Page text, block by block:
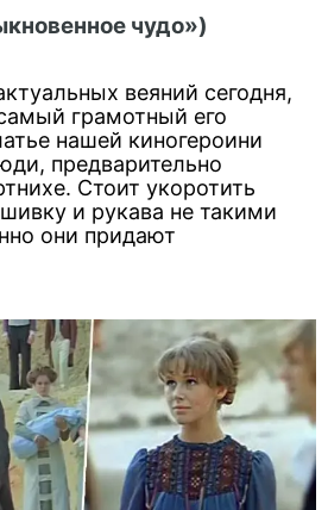
чудо»)
веяний сегодня,
грамотный его
нашей киногероини
предварительно
Стоит укоротить
и рукава не такими
они придают